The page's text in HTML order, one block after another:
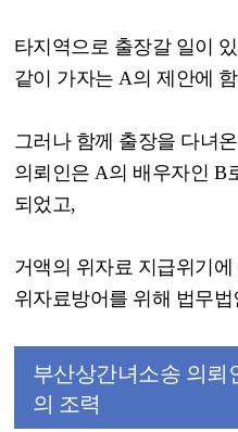
타지역으로 출장갈 일이
같이 가자는 A의 제안에
그러나 함께 출장을 다녀
의뢰인은 A의 배우자인 B
되었고,
거액의 위자료 지급위기
위자료방어를 위해 법무
부산상간녀소송 의뢰
의 조력